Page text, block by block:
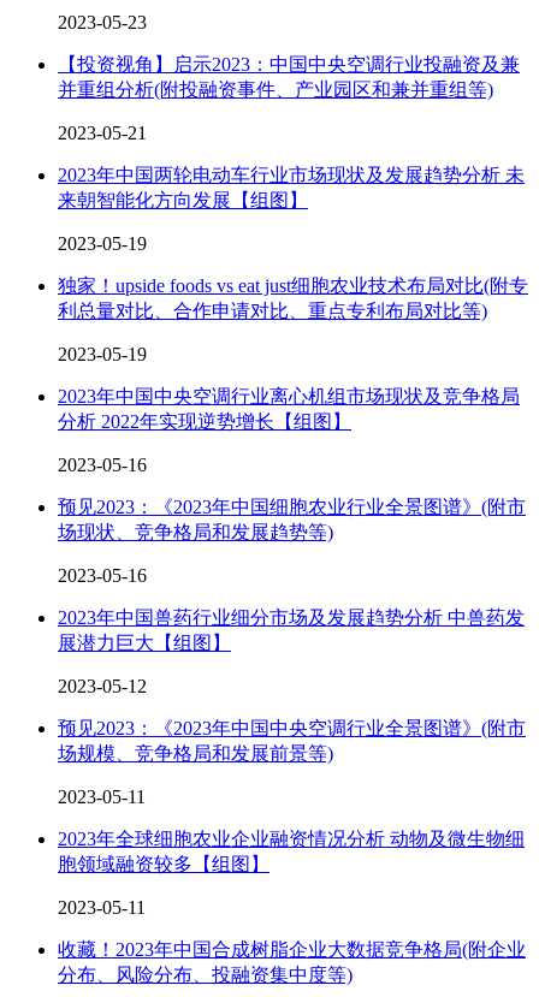
2023-05-23
【投资视角】启示2023：中国中央空调行业投融资及兼
并重组分析(附投融资事件、产业园区和兼并重组等)
2023-05-21
2023年中国两轮电动车行业市场现状及发展趋势分析 未
来朝智能化方向发展【组图】
2023-05-19
独家！upside foods vs eat just细胞农业技术布局对比(附专
利总量对比、合作申请对比、重点专利布局对比等)
2023-05-19
2023年中国中央空调行业离心机组市场现状及竞争格局
分析 2022年实现逆势增长【组图】
2023-05-16
预见2023：《2023年中国细胞农业行业全景图谱》(附市
场现状、竞争格局和发展趋势等)
2023-05-16
2023年中国兽药行业细分市场及发展趋势分析 中兽药发
展潜力巨大【组图】
2023-05-12
预见2023：《2023年中国中央空调行业全景图谱》(附市
场规模、竞争格局和发展前景等)
2023-05-11
2023年全球细胞农业企业融资情况分析 动物及微生物细
胞领域融资较多【组图】
2023-05-11
收藏！2023年中国合成树脂企业大数据竞争格局(附企业
分布、风险分布、投融资集中度等)